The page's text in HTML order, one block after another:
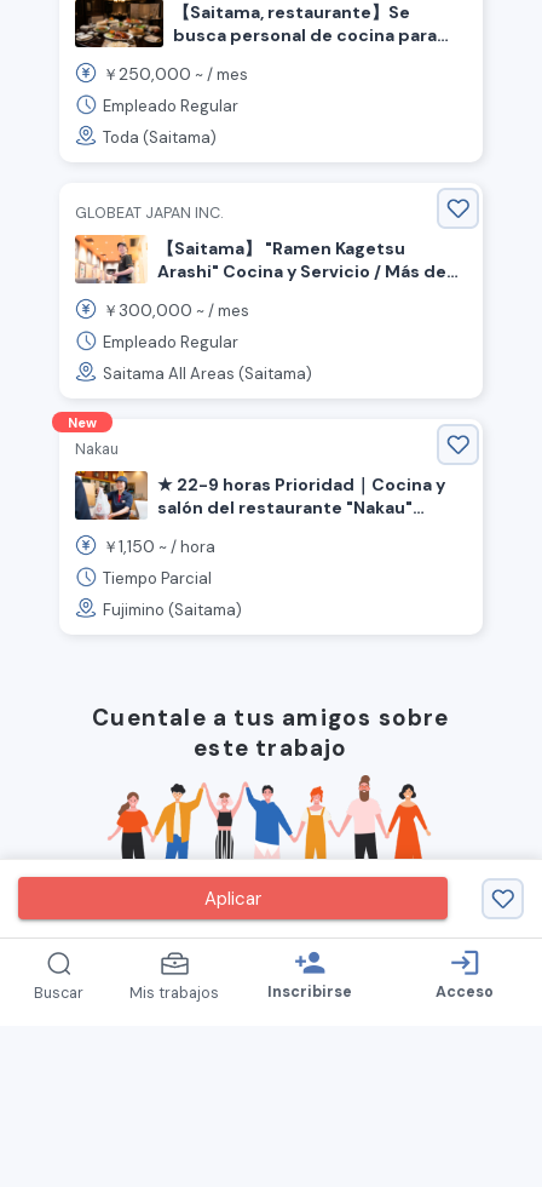
Aplicar
【Saitama, restaurante】Se
busca personal de cocina para
￥250,000 ~ /mes
Empleado Regular
Toda (Saitama)
GLOBEAT JAPAN INC.
【Saitama】 "Ramen Kagetsu
Arashi" Cocina y Servicio / Más de
personas con experiencia, dos
bonificaciones anuales, aumento
de sueldo (Empleado Permanente)
￥ 300,000 ~ /mes
Empleado Regular
Saitama All Areas (Saitama)
New
Nakau
★ 22-9 horas Prioridad｜Cocina y
salón del restaurante "Nakau"
Estación Kamifukuoka》
￥1,150 ~ /hora
Tiempo Parcial
Fujimino (Saitama)
Cuentale a tus amigos sobre
este trabajo
Buscar Mis trabajos
person_add
Inscribirse
login
Acceso